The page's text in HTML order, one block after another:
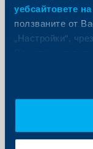
уебсайтовете
ползваните от
„Настройки“,
Европейската
предоставя
млн. евро за
проекти на
територията